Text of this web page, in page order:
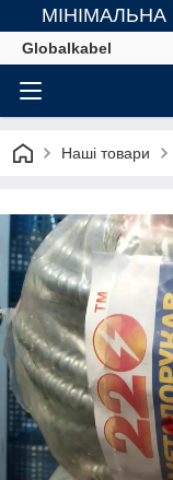
Globalkabel
Наші товари